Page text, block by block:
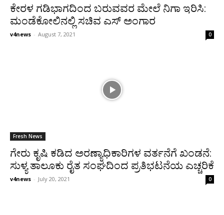
ಕೇರಳ ಗಡಿಭಾಗದಿಂದ ಬರುವವರ ಮೇಲೆ ನಿಗಾ ಇರಿಸಿ:
ಮಂಡೆಕೋಲಿನಲ್ಲಿ ಸಚಿವ ಎಸ್ ಅಂಗಾರ
v4news - August 7, 2021 0
Fresh News
ಗೇರು ಕೃಷಿ ಕಡಿದ ಅರಣ್ಯಾಧಿಕಾರಿಗಳ ವರ್ತನೆಗೆ ಖಂಡನೆ:
ಸುಳ್ಯ ತಾಲೂಕು ರೈತ ಸಂಘದಿಂದ ಪ್ರತಿಭಟನೆಯ ಎಚ್ಚರಿಕೆ
v4news - July 20, 2021 0